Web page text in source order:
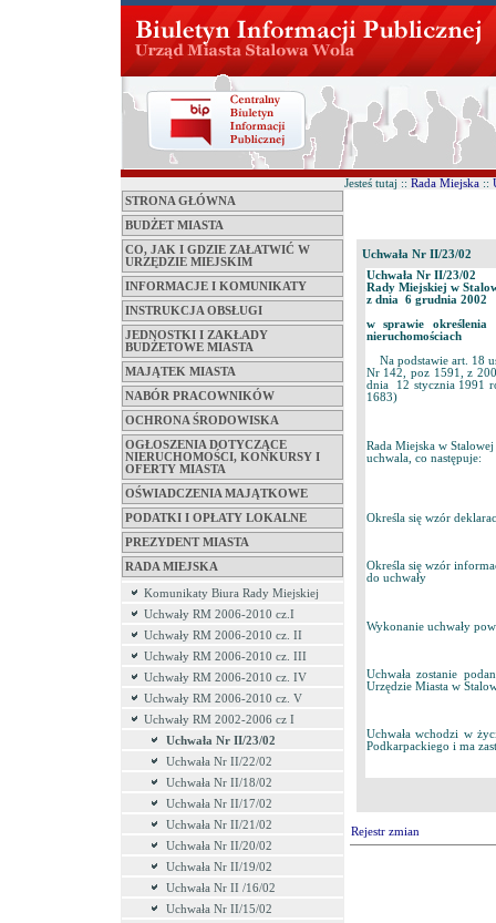
STRONA GŁÓWNA
BUDŻET MIASTA
CO, JAK I GDZIE ZAŁATWIĆ W
URZĘDZIE MIEJSKIM
INFORMACJE I KOMUNIKATY
INSTRUKCJA OBSŁUGI
JEDNOSTKI I ZAKŁADY
BUDŻETOWE MIASTA
MAJĄTEK MIASTA
NABÓR PRACOWNIKÓW
OCHRONA ŚRODOWISKA
OGŁOSZENIA DOTYCZĄCE
NIERUCHOMOŚCI, KONKURSY I
OFERTY MIASTA
OŚWIADCZENIA MAJĄTKOWE
PODATKI I OPŁATY LOKALNE
PREZYDENT MIASTA
RADA MIEJSKA
Komunikaty Biura Rady Miejskiej
Uchwały RM 2006-2010 cz.I
Uchwały RM 2006-2010 cz. II
Uchwały RM 2006-2010 cz. III
Uchwały RM 2006-2010 cz. IV
Uchwały RM 2006-2010 cz. V
Uchwały RM 2002-2006 cz I
Uchwała Nr II/23/02
Uchwała Nr II/22/02
Uchwała Nr II/18/02
Uchwała Nr II/17/02
Uchwała Nr II/21/02
Uchwała Nr II/20/02
Uchwała Nr II/19/02
Uchwała Nr II /16/02
Uchwała Nr II/15/02
Jesteś tutaj :: Rada Miejska ::
Uchwała Nr II/23/02
Uchwała Nr II/23/02
Rady Miejskiej w
z dnia 6 grudnia 2002
w sprawie
nieruchomościach
Na podstawie art. 18
Nr 142, poz 1591, z
dnia 12 stycznia 1991
1683)
Rada Miejska w
uchwala, co następuje:
Określa się wzór
Określa się wzór
do uchwały
Wykonanie uchwały
Uchwała zostanie
Urzędzie Miasta w
Uchwała wchodzi w
Podkarpackiego i ma
Rejestr zmian